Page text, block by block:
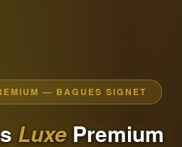
— BAGUES SIGNET
LuxePremium